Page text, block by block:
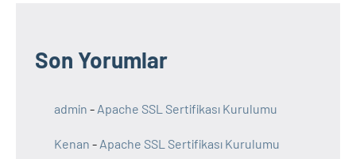
Son Yorumlar
admin - Apache SSL Sertifikası Kurulumu
Kenan - Apache SSL Sertifikası Kurulumu